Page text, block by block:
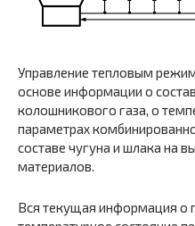
Управление тепловым
основе информации о
колошникового газа, о
параметрах
составе чугуна и шлака на
материалов.
Вся текущая информация о